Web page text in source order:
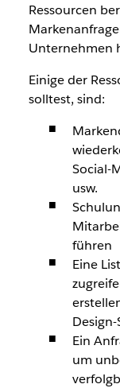
Ressourcen
Unternehmen
Einige der
solltest, sind:
Social-
usw.
führen
Eine
Ein
um